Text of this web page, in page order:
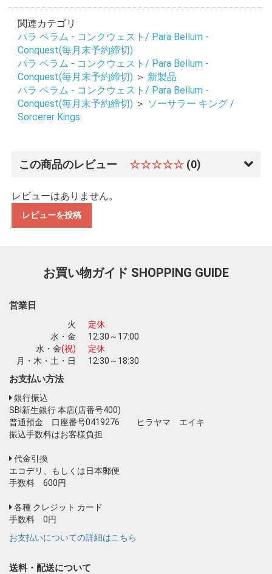
関連カテゴリ
パラ ベラム - コンクウェスト/ Para Bellum -
Conquest(毎月末予約締切)
パラ ベラム - コンクウェスト/ Para Bellum -
Conquest(毎月末予約締切) ＞ 新製品
パラ ベラム - コンクウェスト/ Para Bellum -
Conquest(毎月末予約締切) ＞ ソーサラー キング /
Sorcerer Kings
この商品のレビュー ☆☆☆☆☆ (0)
レビューはありません。
レビューを投稿
お買い物ガイド SHOPPING GUIDE
営業日
火
定休
水・金
12:30～17:00
水・金(祝)
定休
月・木・土・日
12:30～18:30
お支払い方法
銀行振込
SBI新生銀行 本店(店番号400)
普通預金 口座番号0419276 ヒラヤマ エイキ
振込手数料はお客様負担
代金引換
エコデリ、もしくは日本郵便
手数料 600円
各種 クレジット カード
手数料 0円
お支払いについての詳細はこちら
送料・配送について